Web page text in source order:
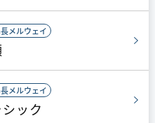
メルウェイ
メルウェイ
ック